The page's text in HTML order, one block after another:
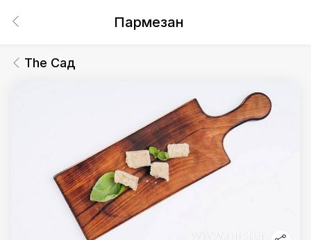
Пармезан
The Сад